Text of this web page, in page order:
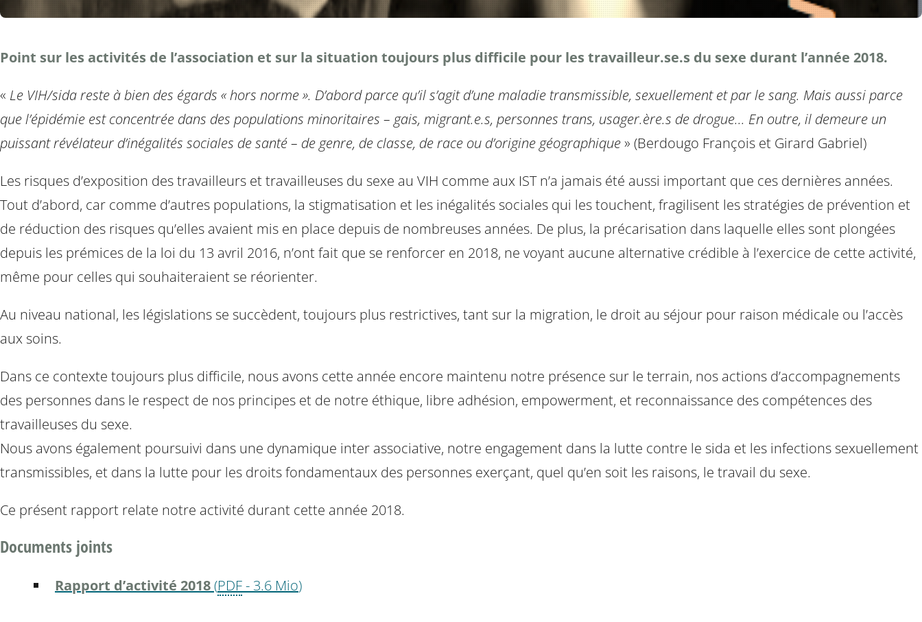
Point sur les activités de l’association et sur la situation toujours plus difficile pour les travailleur.se.s du sexe durant l’année 2018.
« Le VIH/sida reste à bien des égards « hors norme ». D’abord parce qu’il s’agit d’une maladie transmissible, sexuellement et par le sang. Mais aussi parce
que l’épidémie est concentrée dans des populations minoritaires – gais, migrant.e.s, personnes trans, usager.ère.s de drogue... En outre, il demeure un
puissant révélateur d’inégalités sociales de santé – de genre, de classe, de race ou d’origine géographique» (Berdougo François et Girard Gabriel)
Les risques d’exposition des travailleurs et travailleuses du sexe au VIH comme aux IST n’a jamais été aussi important que ces dernières années.
Tout d’abord, car comme d’autres populations, la stigmatisation et les inégalités sociales qui les touchent, fragilisent les stratégies de prévention et
de réduction des risques qu’elles avaient mis en place depuis de nombreuses années. De plus, la précarisation dans laquelle elles sont plongées
depuis les prémices de la loi du 13 avril 2016, n’ont fait que se renforcer en 2018, ne voyant aucune alternative crédible à l’exercice de cette activité,
même pour celles qui souhaiteraient se réorienter.
Au niveau national, les législations se succèdent, toujours plus restrictives, tant sur la migration, le droit au séjour pour raison médicale ou l’accès
aux soins.
Dans ce contexte toujours plus difficile, nous avons cette année encore maintenu notre présence sur le terrain, nos actions d’accompagnements
des personnes dans le respect de nos principes et de notre éthique, libre adhésion, empowerment, et reconnaissance des compétences des
travailleuses du sexe.
Nous avons également poursuivi dans une dynamique inter associative, notre engagement dans la lutte contre le sida et les infections sexuellement
transmissibles, et dans la lutte pour les droits fondamentaux des personnes exerçant, quel qu’en soit les raisons, le travail du sexe.
Ce présent rapport relate notre activité durant cette année 2018.
Documents joints
Rapport d’activité 2018(PDF- 3.6 Mio)